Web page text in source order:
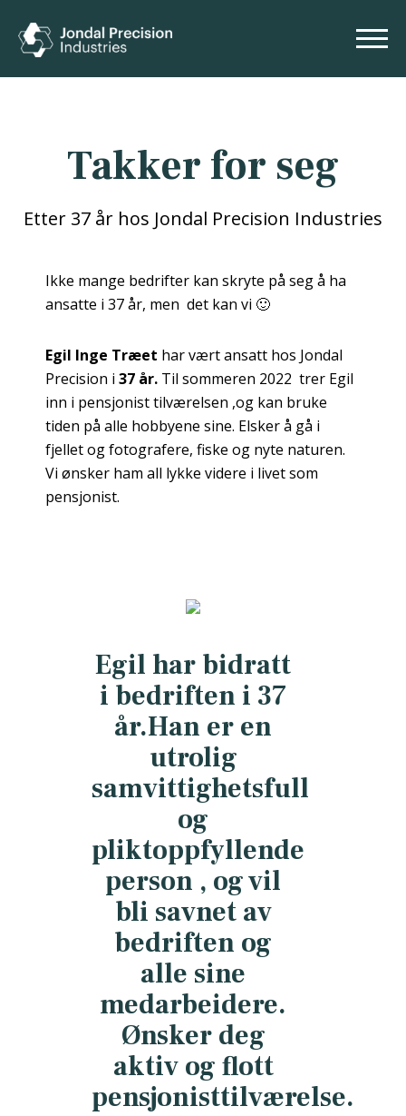
Takker for seg
Etter 37 år hos Jondal Precision Industries
Ikke mange bedrifter kan skryte på seg å ha
ansatte i 37 år, men det kan vi 🙂
Egil Inge Træet har vært ansatt hos Jondal
Precision i 37 år. Til sommeren 2022 trer Egil
inn i pensjonist tilværelsen ,og kan bruke
tiden på alle hobbyene sine. Elsker å gå i
fjellet og fotografere, fiske og nyte naturen.
Vi ønsker ham all lykke videre i livet som
pensjonist.
Egil har bidratt
i bedriften i 37
år.Han er en
utrolig
samvittighetsfull
og
pliktoppfyllende
person , og vil
bli savnet av
bedriften og
alle sine
medarbeidere.
Ønsker deg
aktiv og flott
pensjonisttilværelse.